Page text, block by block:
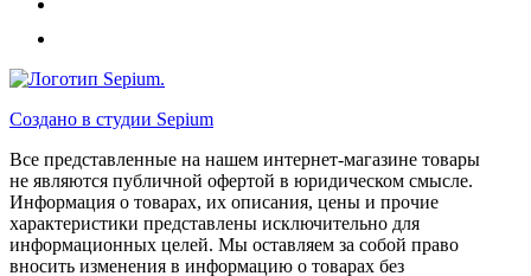
Создано в студии Sepium
Все представленные на нашем интернет-магазине товары
не являются публичной офертой в юридическом смысле.
Информация о товарах, их описания, цены и прочие
характеристики представлены исключительно для
информационных целей. Мы оставляем за собой право
вносить изменения в информацию о товарах без